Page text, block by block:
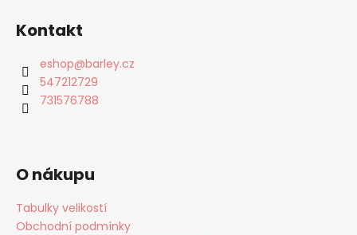
Kontakt
eshop@barley.cz
547212729
731576788
O nákupu
Tabulky velikostí
Obchodní podmínky